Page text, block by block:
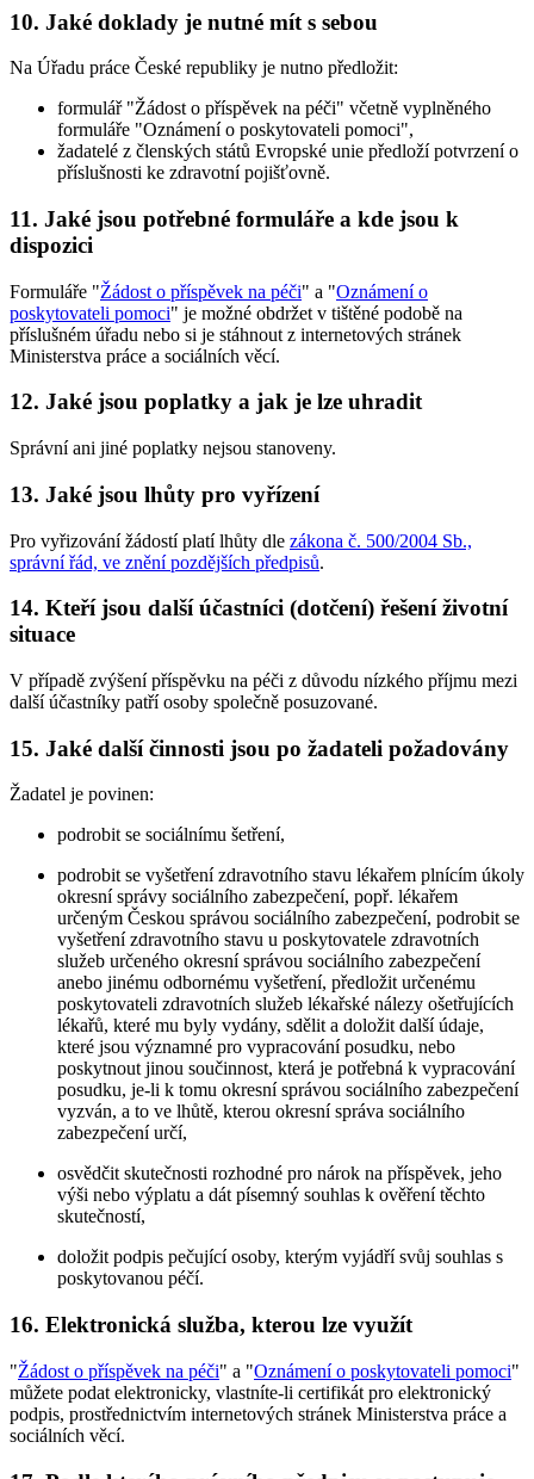
10. Jaké doklady je nutné mít s sebou
Na Úřadu práce České republiky je nutno předložit:
formulář "Žádost o příspěvek na péči" včetně vyplněného
formuláře "Oznámení o poskytovateli pomoci",
žadatelé z členských států Evropské unie předloží potvrzení o
příslušnosti ke zdravotní pojišťovně.
11. Jaké jsou potřebné formuláře a kde jsou k
dispozici
Formuláře "Žádost o příspěvek na péči" a "Oznámení o
poskytovateli pomoci" je možné obdržet v tištěné podobě na
příslušném úřadu nebo si je stáhnout z internetových stránek
Ministerstva práce a sociálních věcí.
12. Jaké jsou poplatky a jak je lze uhradit
Správní ani jiné poplatky nejsou stanoveny.
13. Jaké jsou lhůty pro vyřízení
Pro vyřizování žádostí platí lhůty dle zákona č. 500/2004 Sb.,
správní řád, ve znění pozdějších předpisů.
14. Kteří jsou další účastníci (dotčení) řešení životní
situace
V případě zvýšení příspěvku na péči z důvodu nízkého příjmu mezi
další účastníky patří osoby společně posuzované.
15. Jaké další činnosti jsou po žadateli požadovány
Žadatel je povinen:
podrobit se sociálnímu šetření,
podrobit se vyšetření zdravotního stavu lékařem plnícím úkoly
okresní správy sociálního zabezpečení, popř. lékařem
určeným Českou správou sociálního zabezpečení, podrobit se
vyšetření zdravotního stavu u poskytovatele zdravotních
služeb určeného okresní správou sociálního zabezpečení
anebo jinému odbornému vyšetření, předložit určenému
poskytovateli zdravotních služeb lékařské nálezy ošetřujících
lékařů, které mu byly vydány, sdělit a doložit další údaje,
které jsou významné pro vypracování posudku, nebo
poskytnout jinou součinnost, která je potřebná k vypracování
posudku, je-li k tomu okresní správou sociálního zabezpečení
vyzván, a to ve lhůtě, kterou okresní správa sociálního
zabezpečení určí,
osvědčit skutečnosti rozhodné pro nárok na příspěvek, jeho
výši nebo výplatu a dát písemný souhlas k ověření těchto
skutečností,
doložit podpis pečující osoby, kterým vyjádří svůj souhlas s
poskytovanou péčí.
16. Elektronická služba, kterou lze využít
"Žádost o příspěvek na péči" a "Oznámení o poskytovateli pomoci"
můžete podat elektronicky, vlastníte-li certifikát pro elektronický
podpis, prostřednictvím internetových stránek Ministerstva práce a
sociálních věcí.